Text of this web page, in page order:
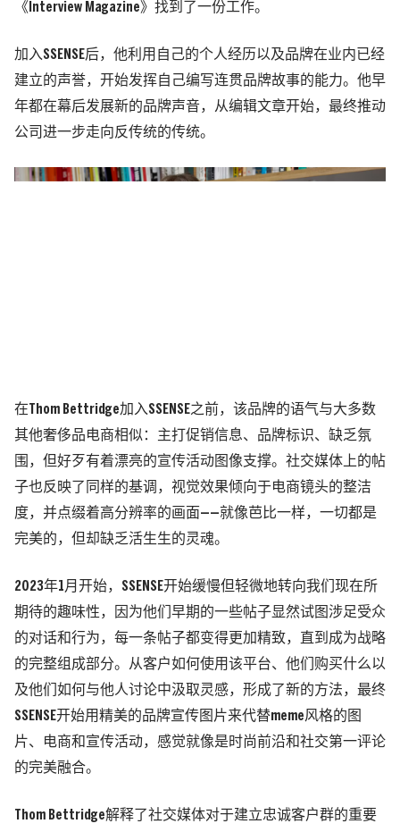
《Interview Magazine》找到了一份工作。
加入SSENSE后，他利用自己的个人经历以及品牌在业内已经
建立的声誉，开始发挥自己编写连贯品牌故事的能力。他早
年都在幕后发展新的品牌声音，从编辑文章开始，最终推动
公司进一步走向反传统的传统。
在Thom Bettridge加入SSENSE之前，该品牌的语气与大多数
其他奢侈品电商相似：主打促销信息、品牌标识、缺乏氛
围，但好歹有着漂亮的宣传活动图像支撑。社交媒体上的帖
子也反映了同样的基调，视觉效果倾向于电商镜头的整洁
度，并点缀着高分辨率的画面——就像芭比一样，一切都是
完美的，但却缺乏活生生的灵魂。
2023年1月开始，SSENSE开始缓慢但轻微地转向我们现在所
期待的趣味性，因为他们早期的一些帖子显然试图涉足受众
的对话和行为，每一条帖子都变得更加精致，直到成为战略
的完整组成部分。从客户如何使用该平台、他们购买什么以
及他们如何与他人讨论中汲取灵感，形成了新的方法，最终
SSENSE开始用精美的品牌宣传图片来代替meme风格的图
片、电商和宣传活动，感觉就像是时尚前沿和社交第一评论
的完美融合。
Thom Bettridge解释了社交媒体对于建立忠诚客户群的重要